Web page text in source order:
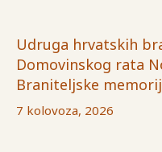
Udruga hrvatskih
Domovinskog rata
Braniteljske
7 kolovoza, 2026